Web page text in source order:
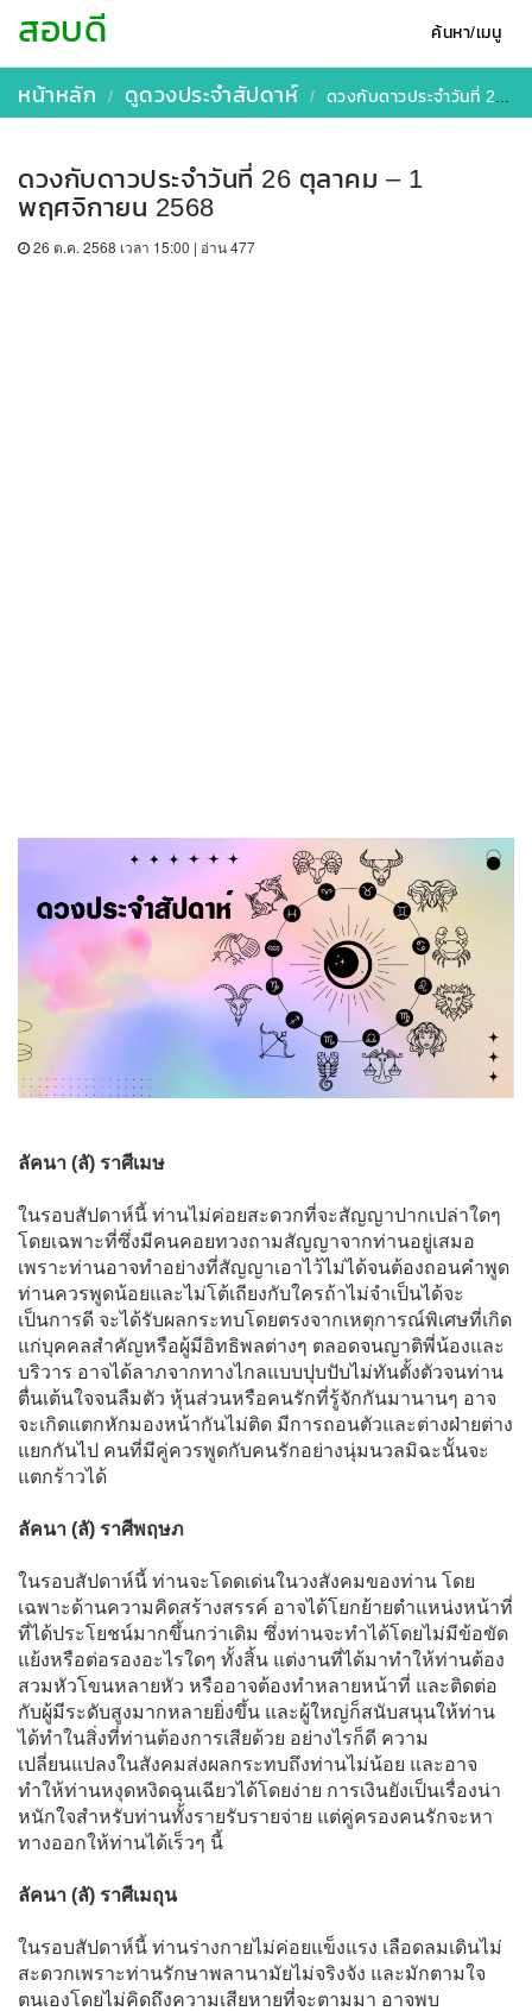
ค้นหา/เมนู
สอบดี
หน้าหลัก ดูดวงประจำสัปดาห์ ดวงกับดาวประจำวันที่ 26 ตุลาคม – 1 พฤศจิกายน 2568
ดวงกับดาวประจำวันที่ 26 ตุลาคม – 1
พฤศจิกายน 2568
26 ต.ค. 2568 เวลา 15:00 | อ่าน 477
ลัคนา (ลั) ราศีเมษ
ในรอบสัปดาห์นี้ ท่านไม่ค่อยสะดวกที่จะสัญญาปากเปล่าใดๆ
โดยเฉพาะที่ซึ่งมีคนคอยทวงถามสัญญาจากท่านอยู่เสมอ
เพราะท่านอาจทำอย่างที่สัญญาเอาไว้ไม่ได้จนต้องถอนคำพูด
ท่านควรพูดน้อยและไม่โต้เถียงกับใครถ้าไม่จำเป็นได้จะ
เป็นการดี จะได้รับผลกระทบโดยตรงจากเหตุการณ์พิเศษที่เกิด
แก่บุคคลสำคัญหรือผู้มีอิทธิพลต่างๆ ตลอดจนญาติพี่น้องและ
บริวาร อาจได้ลาภจากทางไกลแบบปุบปับไม่ทันตั้งตัวจนท่าน
ตื่นเต้นใจจนลืมตัว หุ้นส่วนหรือคนรักที่รู้จักกันมานานๆ อาจ
จะเกิดแตกหักมองหน้ากันไม่ติด มีการถอนตัวและต่างฝ่ายต่าง
แยกกันไป คนที่มีคู่ควรพูดกับคนรักอย่างนุ่มนวลมิฉะนั้นจะ
แตกร้าวได้
ลัคนา (ลั) ราศีพฤษภ
ในรอบสัปดาห์นี้ ท่านจะโดดเด่นในวงสังคมของท่าน โดย
เฉพาะด้านความคิดสร้างสรรค์ อาจได้โยกย้ายตำแหน่งหน้าที่
ที่ได้ประโยชน์มากขึ้นกว่าเดิม ซึ่งท่านจะทำได้โดยไม่มีข้อขัด
แย้งหรือต่อรองอะไรใดๆ ทั้งสิ้น แต่งานที่ได้มาทำให้ท่านต้อง
สวมหัวโขนหลายหัว หรืออาจต้องทำหลายหน้าที่ และติดต่อ
กับผู้มีระดับสูงมากหลายยิ่งขึ้น และผู้ใหญ่ก็สนับสนุนให้ท่าน
ได้ทำในสิ่งที่ท่านต้องการเสียด้วย อย่างไรก็ดี ความ
เปลี่ยนแปลงในสังคมส่งผลกระทบถึงท่านไม่น้อย และอาจ
ทำให้ท่านหงุดหงิดฉุนเฉียวได้โดยง่าย การเงินยังเป็นเรื่องน่า
หนักใจสำหรับท่านทั้งรายรับรายจ่าย แต่คู่ครองคนรักจะหา
ทางออกให้ท่านได้เร็วๆ นี้
ลัคนา (ลั) ราศีเมถุน
ในรอบสัปดาห์นี้ ท่านร่างกายไม่ค่อยแข็งแรง เลือดลมเดินไม่
สะดวกเพราะท่านรักษาพลานามัยไม่จริงจัง และมักตามใจ
ตนเองโดยไม่คิดถึงความเสียหายที่จะตามมา อาจพบ